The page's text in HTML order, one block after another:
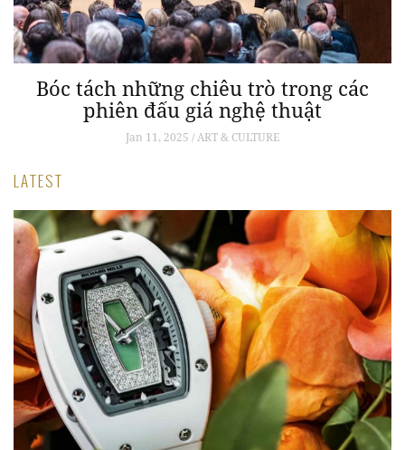
Bóc tách những chiêu trò trong các
phiên đấu giá nghệ thuật
Jan 11, 2025 / ART & CULTURE
LATEST